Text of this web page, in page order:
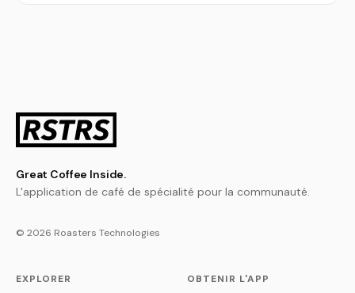
Great Coffee Inside.
L'application de café de spécialité pour la communauté.
© 2026 Roasters Technologies
EXPLORER OBTENIR L'APP